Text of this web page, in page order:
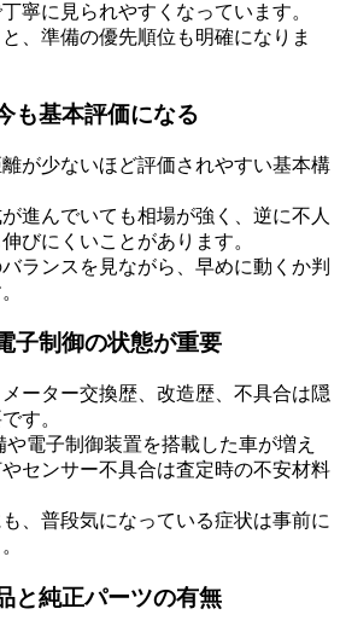
寧に見られやすくなっています。
、準備の優先順位も明確になりま
も基本評価になる
が少ないほど評価されやすい基本構
進んでいても相場が強く、逆に不人
びにくいことがあります。
ランスを見ながら、早めに動くか判
子制御の状態が重要
ーター交換歴、改造歴、不具合は隠
す。
電子制御装置を搭載した車が増え
センサー不具合は査定時の不安材料
、普段気になっている症状は事前に
と純正パーツの有無